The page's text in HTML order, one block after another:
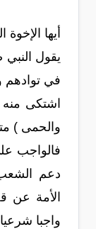
أيها
يقول
في توادهم
اشتكى
والحمى )
فالواجب
دعم
الأمة عن
واجبا